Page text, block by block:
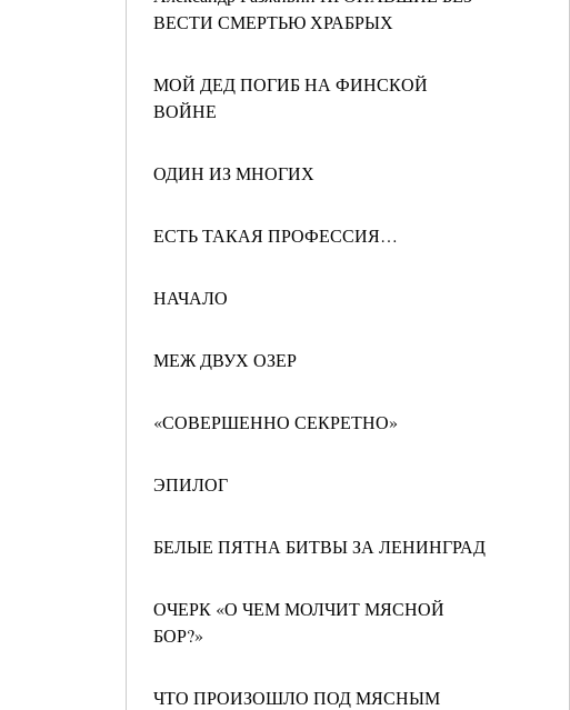
ВЕСТИ СМЕРТЬЮ ХРАБРЫХ
МОЙ ДЕД ПОГИБ НА ФИНСКОЙ
ВОЙНЕ
ОДИН ИЗ МНОГИХ
ЕСТЬ ТАКАЯ ПРОФЕССИЯ…
НАЧАЛО
МЕЖ ДВУХ ОЗЕР
«СОВЕРШЕННО СЕКРЕТНО»
ЭПИЛОГ
БЕЛЫЕ ПЯТНА БИТВЫ ЗА ЛЕНИНГРАД
ОЧЕРК «О ЧЕМ МОЛЧИТ МЯСНОЙ
БОР?»
ЧТО ПРОИЗОШЛО ПОД МЯСНЫМ